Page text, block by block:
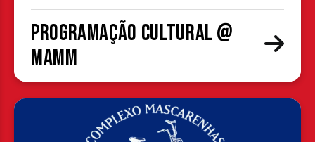
Programação cultural @
MAMM